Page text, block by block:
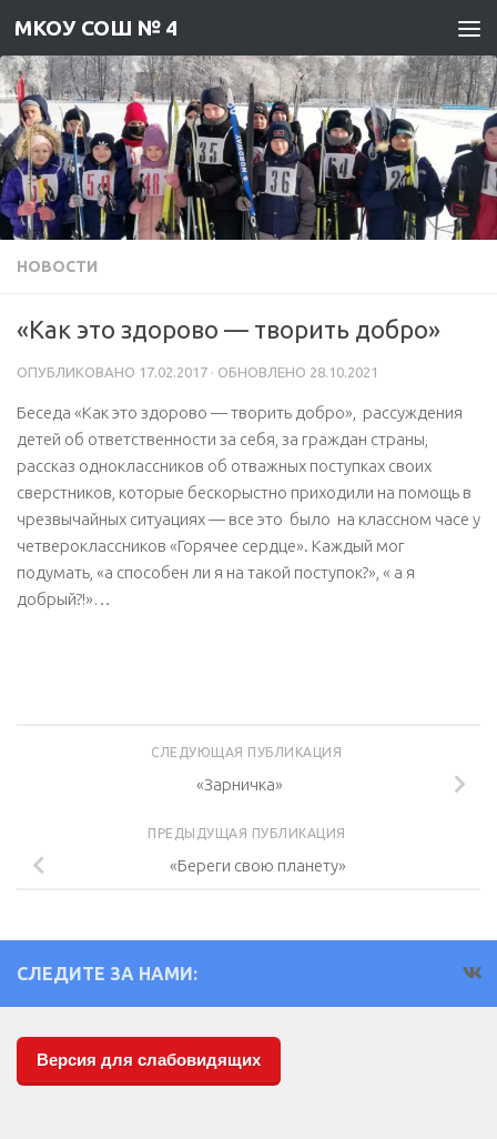
Skip to content
МКОУ СОШ № 4
НОВОСТИ
«Как это здорово — творить добро»
ОПУБЛИКОВАНО 17.02.2017 · ОБНОВЛЕНО 28.10.2021
Беседа «Как это здорово — творить добро»,
рассуждения
детей об ответственности за себя, за граждан страны,
рассказ одноклассников об отважных поступках своих
сверстников, которые бескорыстно приходили на помощь в
чрезвычайных ситуациях — все это было на классном часе у
четвероклассников «Горячее сердце». Каждый мог
подумать, «а способен ли я на такой поступок?», « а я
добрый?!»…
СЛЕДУЮЩАЯ ПУБЛИКАЦИЯ
«Зарничка»
ПРЕДЫДУЩАЯ ПУБЛИКАЦИЯ
«Береги свою планету»
СЛЕДИТЕ ЗА НАМИ:
Версия для слабовидящих